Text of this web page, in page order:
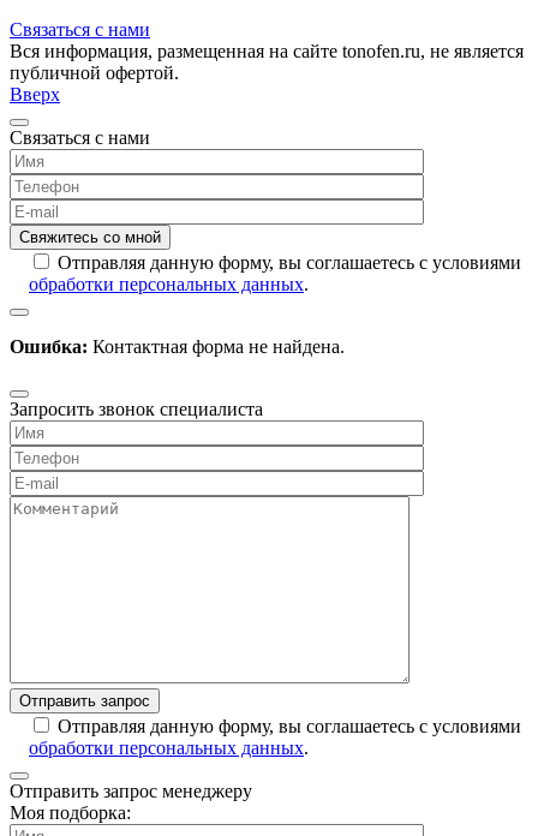
Связаться с нами
Вся информация, размещенная на сайте tonofen.ru, не является
публичной офертой.
Вверх
Связаться с нами
Отправляя данную форму, вы соглашаетесь с условиями
обработки персональных данных.
Ошибка: Контактная форма не найдена.
Запросить звонок специалиста
Отправляя данную форму, вы соглашаетесь с условиями
обработки персональных данных.
Отправить запрос менеджеру
Моя подборка: